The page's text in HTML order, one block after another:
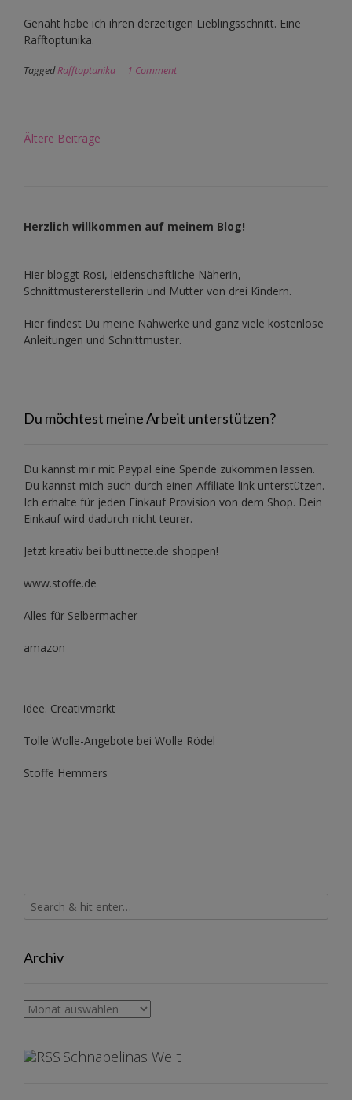
Genäht habe ich ihren derzeitigen Lieblingsschnitt. Eine
Rafftoptunika.
TaggedRafftoptunika 1 Comment
Beitragsnavigation
Ältere Beiträge
Herzlich willkommen auf meinem Blog!
Hier bloggt Rosi, leidenschaftliche Näherin,
Schnittmustererstellerin und Mutter von drei Kindern.
Hier findest Du meine Nähwerke und ganz viele kostenlose
Anleitungen und Schnittmuster.
Du möchtest meine Arbeit unterstützen?
Du kannst mir mit Paypal eine Spende zukommen lassen.
Du kannst mich auch durch einen Affiliate link unterstützen.
Ich erhalte für jeden Einkauf Provision von dem Shop. Dein
Einkauf wird dadurch nicht teurer.
Jetzt kreativ bei buttinette.de shoppen!
www.stoffe.de
Alles für Selbermacher
amazon
idee. Creativmarkt
Tolle Wolle-Angebote bei Wolle Rödel
Stoffe Hemmers
Archiv
Archiv
Schnabelinas Welt